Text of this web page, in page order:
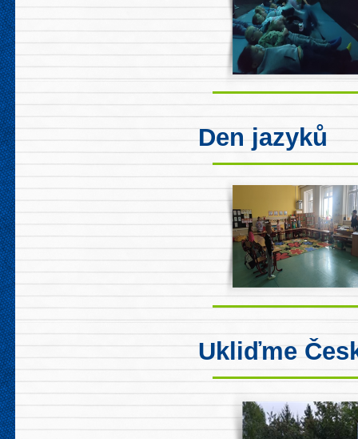
Den jazyků
Ukliďme